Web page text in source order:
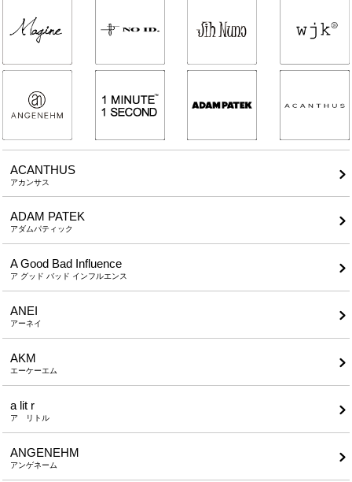
ACANTHUS
アカンサス
ADAM PATEK
アダムパティック
A Good Bad Influence
ア グッド バッド インフルエンス
ANEI
アーネイ
AKM
エーケーエム
a lit r
ア リトル
ANGENEHM
アンゲネーム